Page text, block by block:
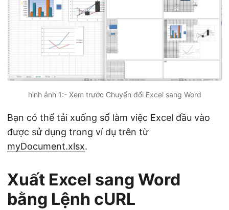
hình ảnh 1:- Xem trước Chuyển đổi Excel sang Word
Bạn có thể tải xuống sổ làm việc Excel đầu vào
được sử dụng trong ví dụ trên từ
myDocument.xlsx.
Xuất Excel sang Word
bằng Lệnh cURL